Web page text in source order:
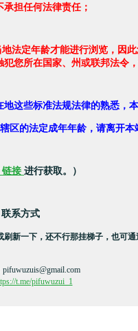
担任何法律责任；
法定年龄才能进行浏览，因
您所在国家、州或联邦法令，
这些标准法规法律的熟悉，
区的法定成年年龄，请离开本
链接 进行获取。）
联系方式
新一下，还不行那挂梯子，也可通
pifuwuzuis@gmail.com
t.me/pifuwuzui_1